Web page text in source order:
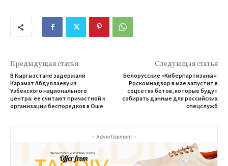
Предыдущая статья
В Кыргызстане задержали
Карамат Абдуллаеву из
Узбекского национального
центра: ее считают причастной к
организации беспорядков в Оше
Следующая статья
Белорусские «Киберпартизаны»:
Роскомнадзор в мае запустит в
соцсетях ботов, которые будут
собирать данные для российских
спецслужб
- Advertisement -